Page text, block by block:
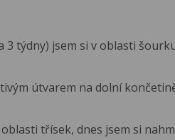
týdny) jsem si v oblasti
útvarem na dolní končetině
třísek, dnes jsem si